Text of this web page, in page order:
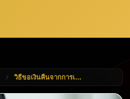
วิธีขอเงินคืนจากการเติมเกมหรือแอปพลิเคชันง่าย ๆ ที่คุณก็ทำได้